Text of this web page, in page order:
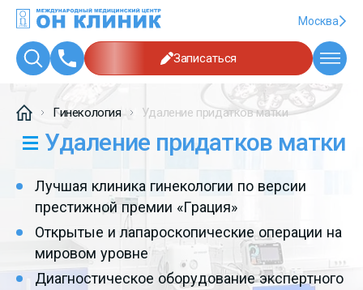
Москва
Записаться
Гинекология Удаление придатков матки
Удаление придатков матки
Лучшая клиника гинекологии по версии
престижной премии «Грация»
Открытые и лапароскопические операции на
мировом уровне
Диагностическое оборудование экспертного